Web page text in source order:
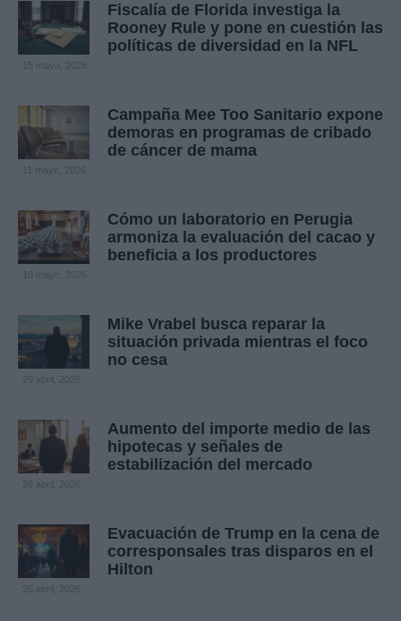
Fiscalía de Florida investiga la
Rooney Rule y pone en cuestión las
políticas de diversidad en la NFL
15 mayo, 2026
Campaña Mee Too Sanitario expone
demoras en programas de cribado
de cáncer de mama
11 mayo, 2026
Cómo un laboratorio en Perugia
armoniza la evaluación del cacao y
beneficia a los productores
10 mayo, 2026
Mike Vrabel busca reparar la
situación privada mientras el foco
no cesa
29 abril, 2026
Aumento del importe medio de las
hipotecas y señales de
estabilización del mercado
26 abril, 2026
Evacuación de Trump en la cena de
corresponsales tras disparos en el
Hilton
26 abril, 2026